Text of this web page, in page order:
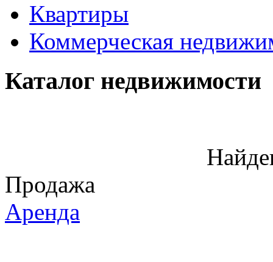
Квартиры
Коммерческая
Каталог недвижимости
Продажа
Аренда